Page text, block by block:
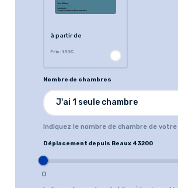
à partir de
Prix: 130€
Nombre de chambres
J'ai 1 seule chambre
Indiquez le nombre de chambre de
Déplacement depuis Beaux 43200
0